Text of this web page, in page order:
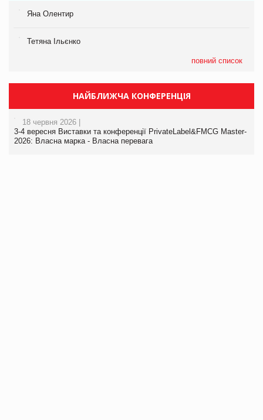
Яна Олентир
Тетяна Ільєнко
повний список
НАЙБЛИЖЧА КОНФЕРЕНЦІЯ
18 червня 2026 |
3-4 вересня Виставки та конференції PrivateLabel&FMCG Master-
2026: Власна марка - Власна перевага